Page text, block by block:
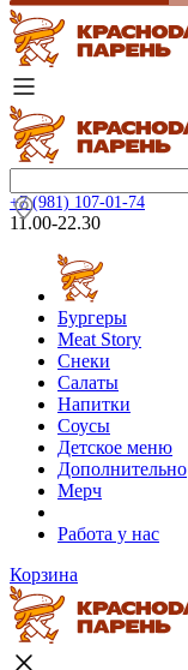
+7 (981) 107-01-74
11.00-22.30
Бургеры
Meat Story
Снеки
Салаты
Напитки
Соусы
Детское меню
Дополнительно
Мерч
Работа у нас
Корзина